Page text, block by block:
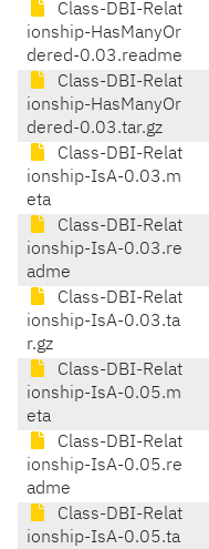
Class-DBI-Relat
ionship-HasManyOr
dered-0.03.readme
Class-DBI-Relat
ionship-HasManyOr
dered-0.03.tar.gz
Class-DBI-Relat
ionship-IsA-0.03.m
eta
Class-DBI-Relat
ionship-IsA-0.03.re
adme
Class-DBI-Relat
ionship-IsA-0.03.ta
r.gz
Class-DBI-Relat
ionship-IsA-0.05.m
eta
Class-DBI-Relat
ionship-IsA-0.05.re
adme
Class-DBI-Relat
ionship-IsA-0.05.ta